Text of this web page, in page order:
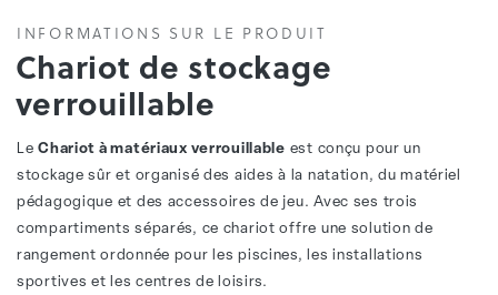
INFORMATIONS SUR LE PRODUIT
Chariot de stockage
verrouillable
LeChariot à matériaux verrouillable est conçu pour un
stockage sûr et organisé des aides à la natation, du matériel
pédagogique et des accessoires de jeu. Avec ses trois
compartiments séparés, ce chariot offre une solution de
rangement ordonnée pour les piscines, les installations
sportives et les centres de loisirs.